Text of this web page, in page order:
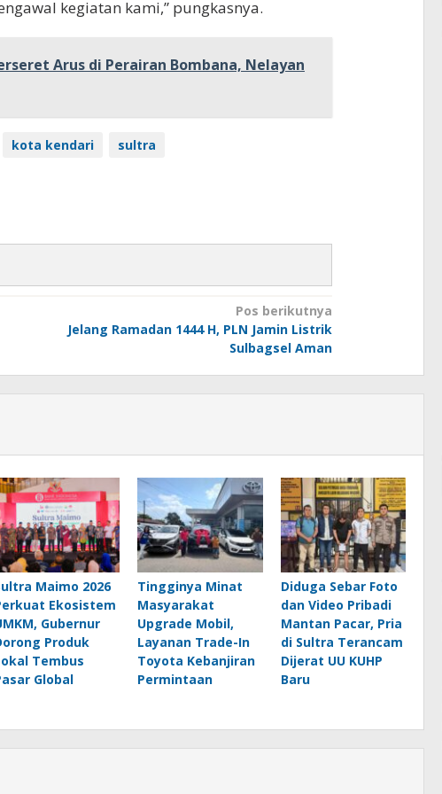
kegiatan kami,” pungkasnya.
Arus di Perairan Bombana, Nelayan
kota kendari sultra
Pos berikutnya
Jelang Ramadan 1444 H, PLN Jamin Listrik
Sulbagsel Aman
Maimo 2026
Ekosistem
Gubernur
Produk
Tembus
Global
Tingginya Minat
Masyarakat
Upgrade Mobil,
Layanan Trade-In
Toyota Kebanjiran
Permintaan
Diduga Sebar Foto
dan Video Pribadi
Mantan Pacar, Pria
di Sultra Terancam
Dijerat UU KUHP
Baru